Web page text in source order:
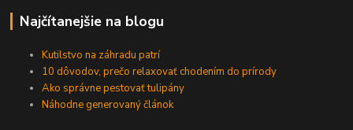
Najčítanejšie na blogu
Kutilstvo na záhradu patrí
10 dôvodov, prečo relaxovať chodením do prírody
Ako správne pestovať tulipány
Náhodne generovaný článok